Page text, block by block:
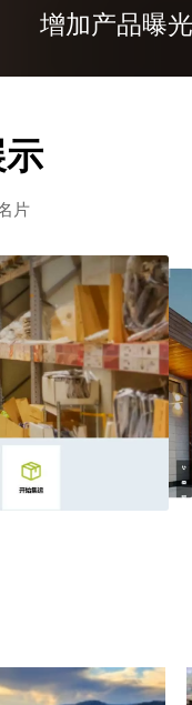
增加产品曝光
片